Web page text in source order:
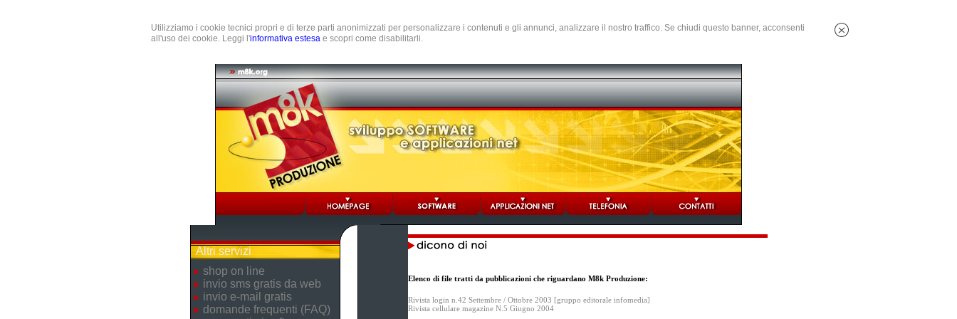
Utilizziamo i cookie tecnici propri e di terze parti anonimizzati per personalizzare i contenuti e gli annunci, analizzare il nostro traffico. Se chiudi questo banner, acconsenti
all'uso dei cookie. Leggi l'informativa estesa e scopri come disabilitarli.
Altri servizi
shop on line
invio sms gratis da web
invio e-mail gratis
domande frequenti (FAQ)
Elenco di file tratti da pubblicazioni che riguardano M8k Produzione:
Rivista login n.42 Settembre / Ottobre 2003 [gruppo editorale infomedia]
Rivista cellulare magazine N.5 Giugno 2004